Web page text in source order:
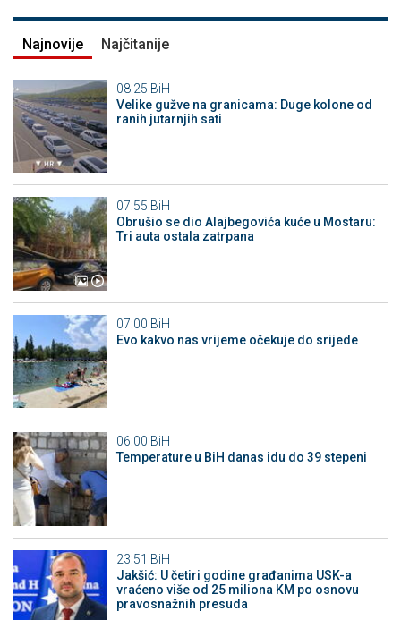
Najnovije Najčitanije
08:25 BiH
Velike gužve na granicama: Duge kolone od
ranih jutarnjih sati
07:55 BiH
Obrušio se dio Alajbegovića kuće u Mostaru:
Tri auta ostala zatrpana
07:00 BiH
Evo kakvo nas vrijeme očekuje do srijede
06:00 BiH
Temperature u BiH danas idu do 39 stepeni
23:51 BiH
Jakšić: U četiri godine građanima USK-a
vraćeno više od 25 miliona KM po osnovu
pravosnažnih presuda